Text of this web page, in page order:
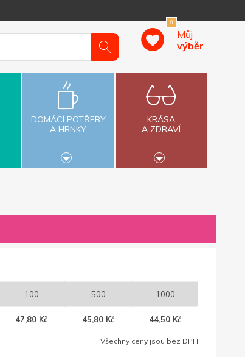
0
Můj
výběr
DOMÁCÍ POTŘEBY
A HRNKY
KRÁSA
A ZDRAVÍ
100 500 1000
47,80 Kč 45,80 Kč 44,50 Kč
Všechny ceny jsou bez DPH